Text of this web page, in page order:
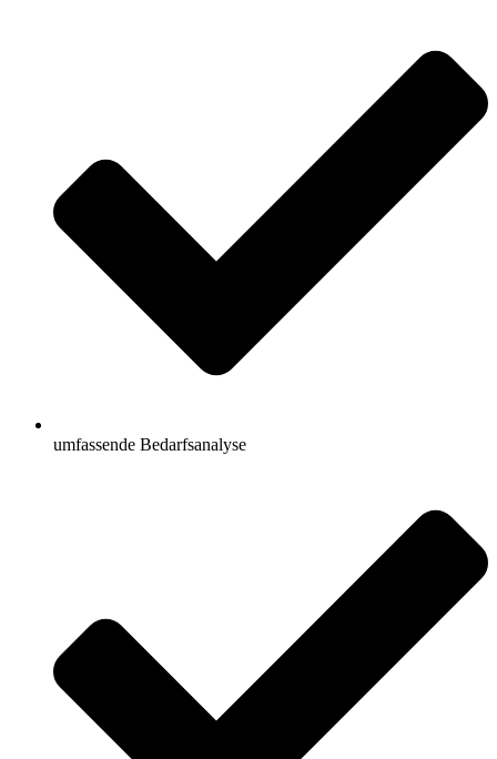
umfassende Bedarfsanalyse